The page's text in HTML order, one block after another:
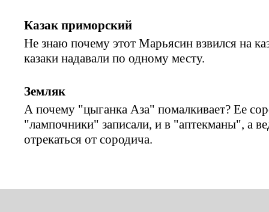
Казак приморский
Не знаю почему этот Марьясин взвился на
казаки надавали по одному месту.
Земляк
А почему "цыганка Аза" помалкивает? Ее
"лампочники" записали, и в "аптекманы", а
отрекаться от сородича.